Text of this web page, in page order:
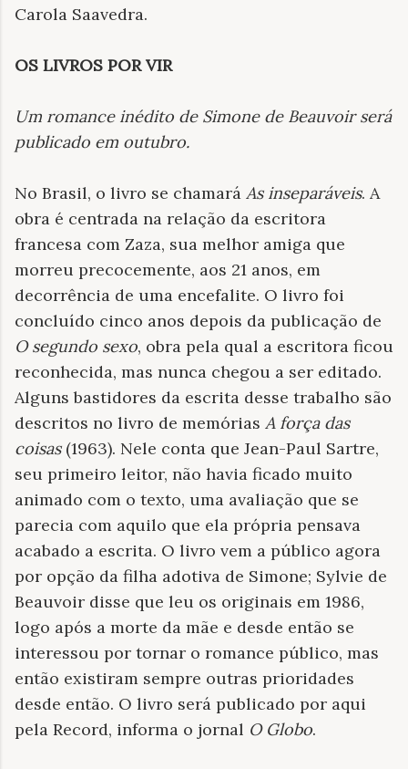
Carola Saavedra.
OS LIVROS POR VIR
Um romance inédito de Simone de Beauvoir será
publicado em outubro.
No Brasil, o livro se chamará As inseparáveis. A
obra é centrada na relação da escritora
francesa com Zaza, sua melhor amiga que
morreu precocemente, aos 21 anos, em
decorrência de uma encefalite. O livro foi
concluído cinco anos depois da publicação de
O segundo sexo, obra pela qual a escritora ficou
reconhecida, mas nunca chegou a ser editado.
Alguns bastidores da escrita desse trabalho são
descritos no livro de memórias A força das
coisas(1963). Nele conta que Jean-Paul Sartre,
seu primeiro leitor, não havia ficado muito
animado com o texto, uma avaliação que se
parecia com aquilo que ela própria pensava
acabado a escrita. O livro vem a público agora
por opção da filha adotiva de Simone; Sylvie de
Beauvoir disse que leu os originais em 1986,
logo após a morte da mãe e desde então se
interessou por tornar o romance público, mas
então existiram sempre outras prioridades
desde então. O livro será publicado por aqui
pela Record, informa o jornal O Globo.